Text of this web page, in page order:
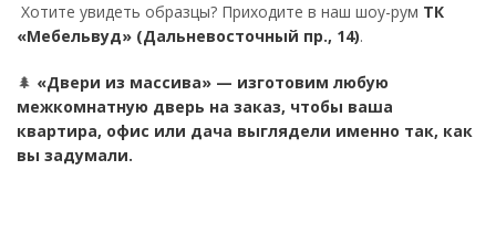
Хотите увидеть образцы? Приходите в наш шоу-рум ТК
«Мебельвуд» (Дальневосточный пр., 14).
🌲 «Двери из массива» — изготовим любую
межкомнатную дверь на заказ, чтобы ваша
квартира, офис или дача выглядели именно так, как
вы задумали.